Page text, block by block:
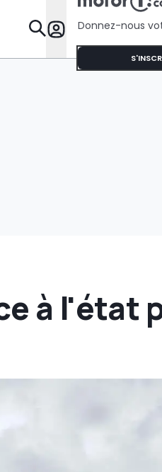
Donnez-nous
à l'état
du passé"